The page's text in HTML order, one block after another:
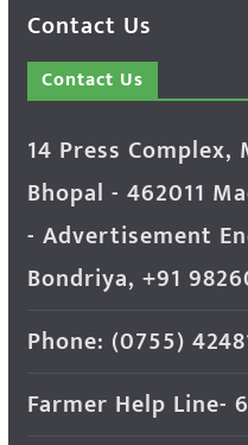
Contact Us
Contact Us
14 Press Complex,
Bhopal - 462011
- Advertisement
Bondriya, +91
Phone: (0755)
Farmer Help Line-